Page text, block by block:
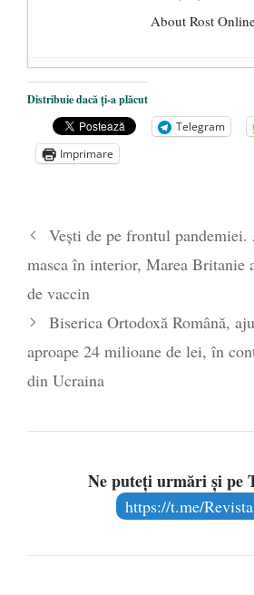
About Rost
Dezvăluiri cutremurătoare
președintele Ucrainei,
Zelensky
- 13 mai 2026
Statul care servește Națiunea
poetului Octavian Goga,
- 16 aprilie 2026
Distribuie dacă ți-a plăcut
Telegram
Imprimare
Vești de pe frontul
masca în interior, Marea Britanie
de vaccin
Biserica Ortodoxă Română,
aproape 24 milioane de lei, în
din Ucraina
Ne puteți urmări și pe
https://t.me/